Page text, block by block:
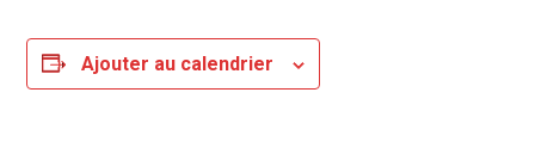
Ajouter au calendrier